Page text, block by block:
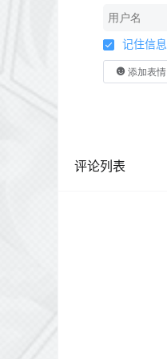
记住信息
添加表情
评论列表